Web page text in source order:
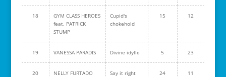
18
GYM CLASS HEROES
feat. PATRICK
STUMP
Cupid's
chokehold
15 12
19 VANESSA PARADIS Divine idylle 5 23
20 NELLY FURTADO Say it right 24 11